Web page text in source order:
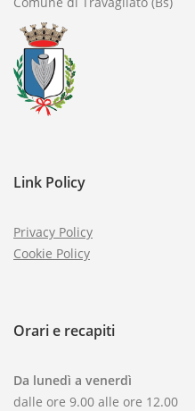
Link Policy
Privacy Policy
Cookie Policy
Orari e recapiti
Da lunedì a venerdì
dalle ore 9.00 alle ore 12.00